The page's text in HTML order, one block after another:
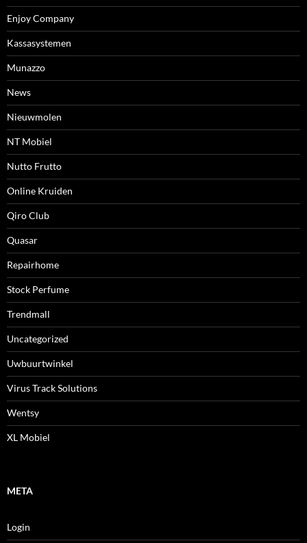
Enjoy Company
Kassasystemen
Munazzo
News
Nieuwmolen
NT Mobiel
Nutto Frutto
Online Kruiden
Qiro Club
Quasar
Repairhome
Stock Perfume
Trendmall
Uncategorized
Uwbuurtwinkel
Virus Track Solutions
Wentsy
XL Mobiel
META
Login